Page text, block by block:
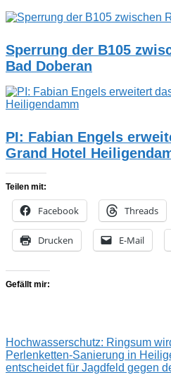
Sperrung der B105
Bad Doberan
PI: Fabian Engels
Grand Hotel
Teilen mit:
Facebook Threads
Drucken E-Mail
Gefällt mir:
Beitragsnavigation
Vorheriger
Beitrag:
Hochwasserschutz: Ringsum
Nächster
Beitrag:
Perlenketten-Sanierung in
entscheidet für Jagdfeld gegen